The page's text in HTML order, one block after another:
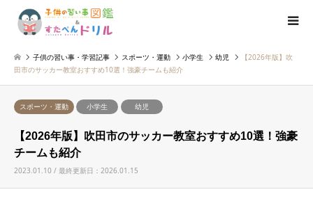
子供の習い事・学習記事 スポーツ・運動 小学生 幼児
【2026年版】吹
田市のサッカー教室おすすめ10選！強豪チームも紹介
スポーツ・運動 小学生 幼児
【2026年版】吹田市のサッカー教室おすすめ10選！強豪
チームも紹介
2023.01.10 / 最終更新日：2026.01.15